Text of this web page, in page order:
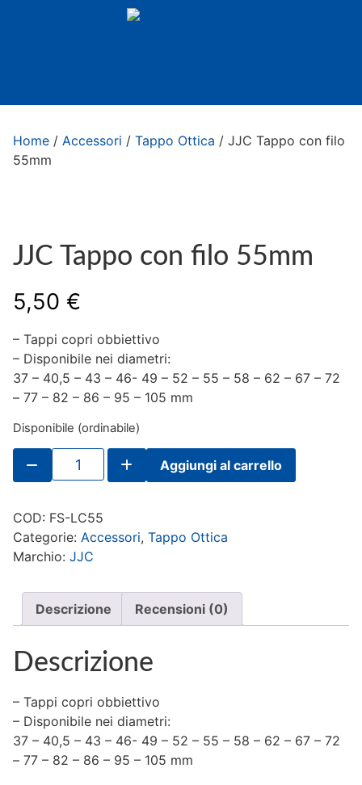
Home / Accessori / Tappo Ottica / JJC Tappo con filo
55mm
JJC Tappo con filo 55mm
5,50 €
– Tappi copri obbiettivo
– Disponibile nei diametri:
37 – 40,5 – 43 – 46- 49 – 52 – 55 – 58 – 62 – 67 – 72
– 77 – 82 – 86 – 95 – 105 mm
Disponibile (ordinabile)
JJC
Tappo
con
quantità
Aggiungi al carrello
COD: FS-LC55
Categorie: Accessori, Tappo Ottica
Marchio: JJC
Descrizione Recensioni (0)
Descrizione
– Tappi copri obbiettivo
– Disponibile nei diametri:
37 – 40,5 – 43 – 46- 49 – 52 – 55 – 58 – 62 – 67 – 72
– 77 – 82 – 86 – 95 – 105 mm